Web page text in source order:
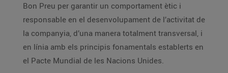
Bon Preu per garantir un comportament ètic i
responsable en el desenvolupament de l’activitat de
la companyia, d’una manera totalment transversal, i
en línia amb els principis fonamentals establerts en
el Pacte Mundial de les Nacions Unides.